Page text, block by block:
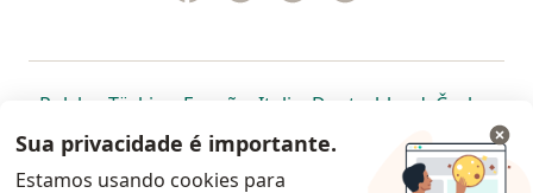
Polska abre num novo separador
Türkiye abre num novo separador
España abre num novo separador
Italia abre num novo
Deutschlandabre num
Česko
Portugal abre num novo separador
, México abre num novo separador
, abre num novo separador
Brasil abre num novoabre num
abre
Colombia abre num novo
Sua privacidade é importante.
Estamos usando cookies para